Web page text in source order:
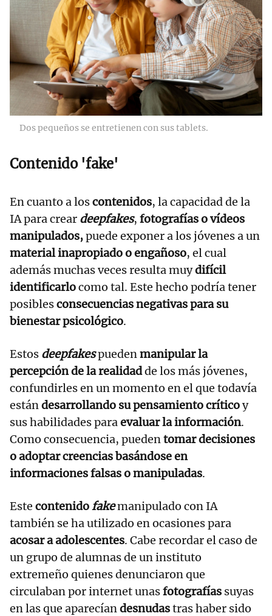
Dos pequeños se entretienen con sus tablets.
Contenido 'fake'
En cuanto a loscontenidos, la capacidad de la
IA para crear deepfakes, fotografías o vídeos
manipulados,puede exponer a los jóvenes a un
material inapropiado o engañoso, el cual
además muchas veces resulta muydifícil
identificarlocomo tal. Este hecho podría tener
posiblesconsecuencias negativas para su
bienestar psicológico.
Estos deepfakespueden manipular la
percepción de la realidadde los más jóvenes,
confundirles en un momento en el que todavía
están desarrollando su pensamiento críticoy
sus habilidades para evaluar la información.
Como consecuencia, pueden tomar decisiones
o adoptar creencias basándose en
informaciones falsas o manipuladas.
Este contenido fakemanipulado con IA
también se ha utilizado en ocasiones para
acosar a adolescentes. Cabe recordar el caso de
un grupo de alumnas de un instituto
extremeño quienes denunciaron que
circulaban por internet unasfotografías suyas
en las que aparecían desnudastras haber sido